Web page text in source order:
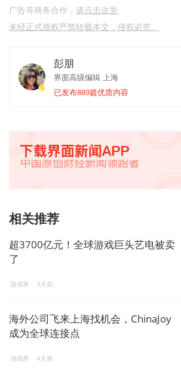
广告等商务合作， 请点击这里
未经正式授权严禁转载本文，侵权必究。
彭朋
界面高级编辑 上海
已发布889篇优质内容
相关推荐
超3700亿元！全球游戏巨头艺电被卖
了
游戏界 3天前
海外公司飞来上海找机会，ChinaJoy
成为全球连接点
游戏界 4天前